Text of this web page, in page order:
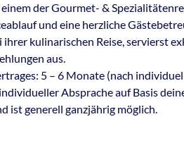
der Gourmet- &
und eine herzliche
kulinarischen Reise, servierst
aus.
5 – 6 Monate (nach
Absprache auf Basis
ist generell ganzjährig möglich.